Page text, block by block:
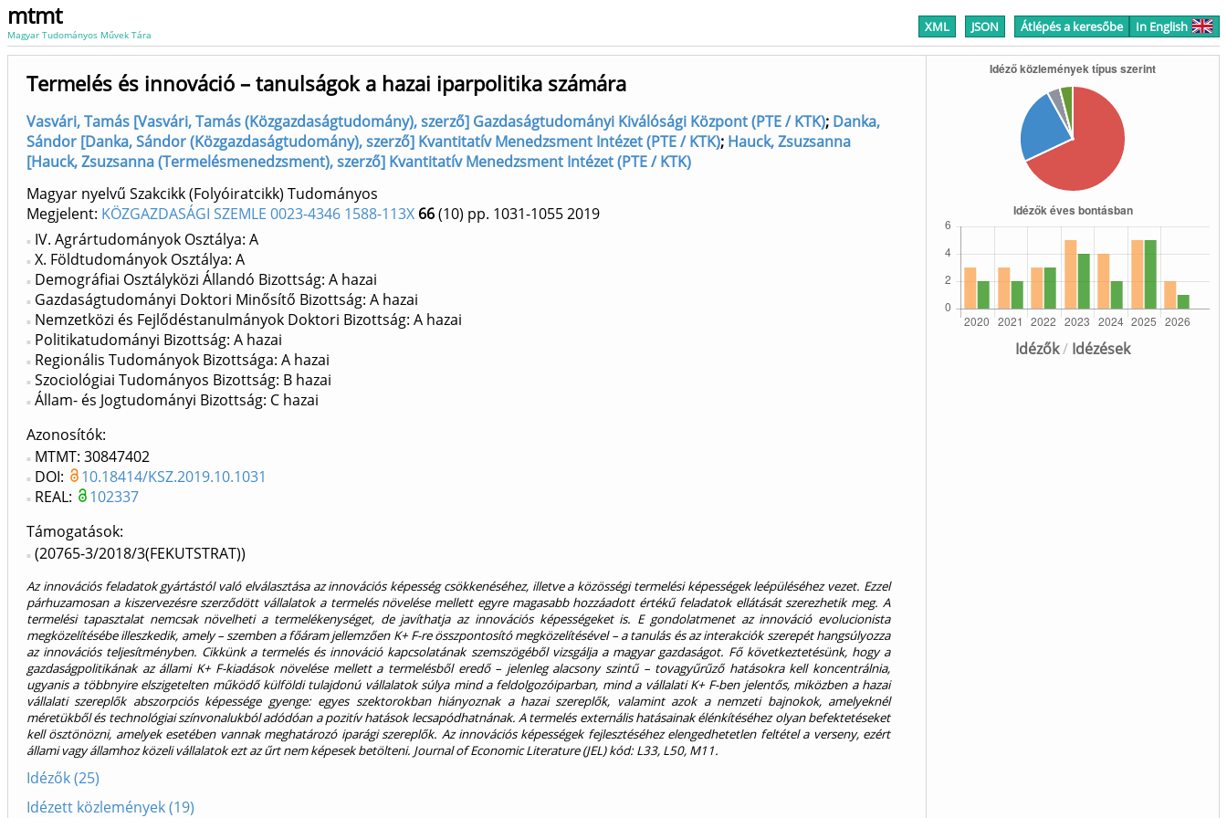
mtmt
Magyar Tudományos Művek Tára XML JSON Átlépés a keresőbe In English
Idézők/ Idézések
Termelés és innováció – tanulságok a hazai iparpolitika számára
Vasvári, Tamás [Vasvári, Tamás (Közgazdaságtudomány), szerző] Gazdaságtudományi Kiválósági Központ (PTE / KTK); Danka,
Sándor [Danka, Sándor (Közgazdaságtudomány), szerző] Kvantitatív Menedzsment Intézet (PTE / KTK); Hauck, Zsuzsanna
[Hauck, Zsuzsanna (Termelésmenedzsment), szerző] Kvantitatív Menedzsment Intézet (PTE / KTK)
Magyar nyelvű Szakcikk (Folyóiratcikk) Tudományos
Megjelent: KÖZGAZDASÁGI SZEMLE 0023-4346 1588-113X 66(10) pp. 1031-10552019
IV. Agrártudományok Osztálya: A
X. Földtudományok Osztálya: A
Demográfiai Osztályközi Állandó Bizottság: A hazai
Gazdaságtudományi Doktori Minősítő Bizottság: A hazai
Nemzetközi és Fejlődéstanulmányok Doktori Bizottság: A hazai
Politikatudományi Bizottság: A hazai
Regionális Tudományok Bizottsága: A hazai
Szociológiai Tudományos Bizottság: B hazai
Állam- és Jogtudományi Bizottság: C hazai
Azonosítók
MTMT: 30847402
DOI:
10.18414/KSZ.2019.10.1031
REAL:
102337
Támogatások:
(20765-3/2018/3(FEKUTSTRAT))
Az innovációs feladatok gyártástól való elválasztása az innovációs képesség csökkenéséhez, illetve a közösségi termelési képességek leépüléséhez vezet. Ezzel
párhuzamosan a kiszervezésre szerződött vállalatok a termelés növelése mellett egyre magasabb hozzáadott értékű feladatok ellátását szerezhetik meg. A
termelési tapasztalat nemcsak növelheti a termelékenységet, de javíthatja az innovációs képességeket is. E gondolatmenet az innováció evolucionista
megközelítésébe illeszkedik, amely – szemben a főáram jellemzően K+ F-re összpontosító megközelítésével – a tanulás és az interakciók szerepét hangsúlyozza
az innovációs teljesítményben. Cikkünk a termelés és innováció kapcsolatának szemszögéből vizsgálja a magyar gazdaságot. Fő következtetésünk, hogy a
gazdaságpolitikának az állami K+ F-kiadások növelése mellett a termelésből eredő – jelenleg alacsony szintű – tovagyűrűző hatásokra kell koncentrálnia,
ugyanis a többnyire elszigetelten működő külföldi tulajdonú vállalatok súlya mind a feldolgozóiparban, mind a vállalati K+ F-ben jelentős, miközben a hazai
vállalati szereplők abszorpciós képessége gyenge: egyes szektorokban hiányoznak a hazai szereplők, valamint azok a nemzeti bajnokok, amelyeknél
méretükből és technológiai színvonalukból adódóan a pozitív hatások lecsapódhatnának. A termelés externális hatásainak élénkítéséhez olyan befektetéseket
kell ösztönözni, amelyek esetében vannak meghatározó iparági szereplők. Az innovációs képességek fejlesztéséhez elengedhetetlen feltétel a verseny, ezért
állami vagy államhoz közeli vállalatok ezt az űrt nem képesek betölteni. Journal of Economic Literature (JEL) kód: L33, L50, M11.
Idézők (25)
Idézett közlemények (19)